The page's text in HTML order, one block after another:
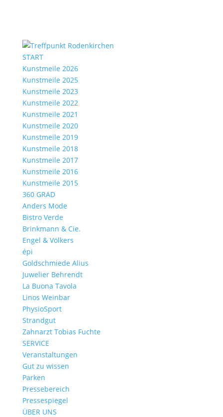
START
Kunstmeile 2026
Kunstmeile 2025
Kunstmeile 2023
Kunstmeile 2022
Kunstmeile 2021
Kunstmeile 2020
Kunstmeile 2019
Kunstmeile 2018
Kunstmeile 2017
Kunstmeile 2016
Kunstmeile 2015
360 GRAD
Anders Mode
Bistro Verde
Brinkmann & Cie.
Engel & Völkers
épi
Goldschmiede Alius
Juwelier Behrendt
La Buona Tavola
Linos Weinbar
PhysioSport
Strandgut
Zahnarzt Tobias Fuchte
SERVICE
Veranstaltungen
Gut zu wissen
Parken
Pressebereich
Pressespiegel
ÜBER UNS